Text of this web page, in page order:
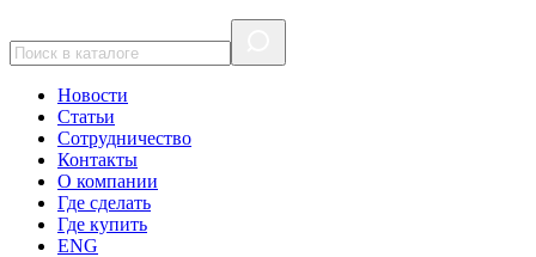
Новости
Статьи
Сотрудничество
Контакты
О компании
Где сделать
Где купить
ENG